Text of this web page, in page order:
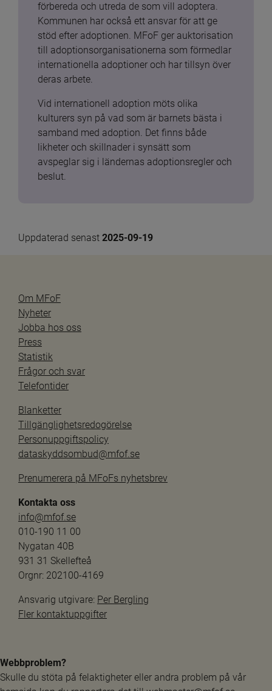
förbereda och utreda de som vill adoptera.
Kommunen har också ett ansvar för att ge
stöd efter adoptionen. MFoF ger auktorisation
till adoptionsorganisationerna som förmedlar
internationella adoptioner och har tillsyn över
deras arbete.
Vid internationell adoption möts olika
kulturers syn på vad som är barnets bästa i
samband med adoption. Det finns både
likheter och skillnader i synsätt som
avspeglar sig i ländernas adoptionsregler och
beslut.
Uppdaterad senast 2025-09-19
Om MFoF
Nyheter
Jobba hos oss
Press
Statistik
Frågor och svar
Telefontider
Blanketter
Tillgänglighetsredogörelse
Personuppgiftspolicy
dataskyddsombud@mfof.se
Prenumerera på MFoFs nyhetsbrev
Kontakta oss
info@mfof.se
010-190 11 00
Nygatan 40B
931 31 Skellefteå
Orgnr: 202100-4169
Ansvarig utgivare: Per Bergling
Fler kontaktuppgifter
Webbproblem?
Skulle du stöta på felaktigheter eller andra problem på vår